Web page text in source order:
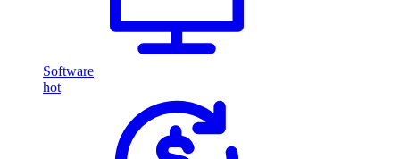
Software
hot